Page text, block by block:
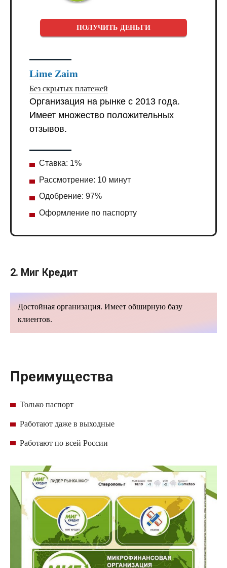
ПОЛУЧИТЬ ДЕНЬГИ
Lime Zaim
Без скрытых платежей
Организация на рынке с 2013 года.
Имеет множество положительных
отзывов.
Ставка: 1%
Рассмотрение: 10 минут
Одобрение: 97%
Оформление по паспорту
2. Миг Кредит
Достойная организация. Имеет обширную базу
клиентов.
Преимущества
Только паспорт
Работают даже в выходные
Работают по всей России